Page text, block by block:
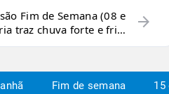
Fim de Semana (08 e
traz chuva forte e frio
arrow_forward
Fim de semana 15